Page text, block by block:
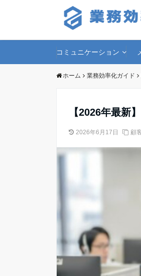
コミュニケーション
ホーム 業務効率化ガイド
【2026年最新
2026年6月17日 顧